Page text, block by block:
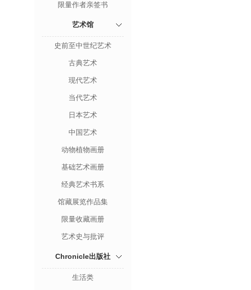
限量作者亲签书
艺术馆
史前至中世纪艺术
古典艺术
现代艺术
当代艺术
日本艺术
中国艺术
动物植物画册
基础艺术画册
经典艺术书系
馆藏展览作品集
限量收藏画册
艺术史与批评
Chronicle出版社
生活类